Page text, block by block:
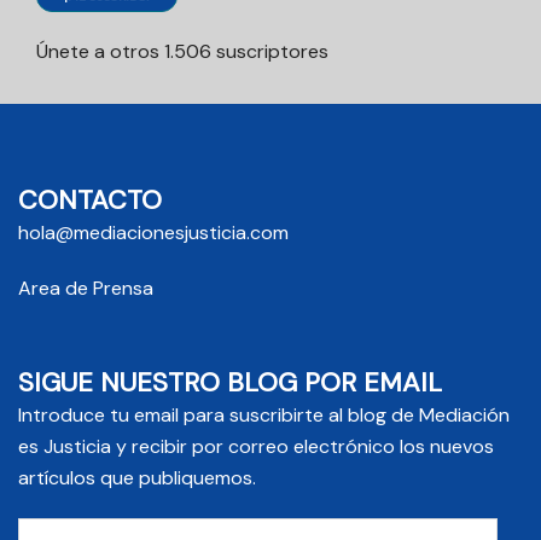
Únete a otros 1.506 suscriptores
CONTACTO
hola@mediacionesjusticia.com
Area de Prensa
SIGUE NUESTRO BLOG POR EMAIL
Introduce tu email para suscribirte al blog de Mediación
es Justicia y recibir por correo electrónico los nuevos
artículos que publiquemos.